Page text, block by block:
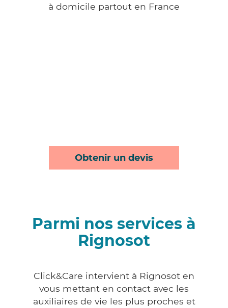
à domicile partout en France
Obtenir un devis
Parmi nos services à
Rignosot
Click&Care intervient à Rignosot en
vous mettant en contact avec les
auxiliaires de vie les plus proches et